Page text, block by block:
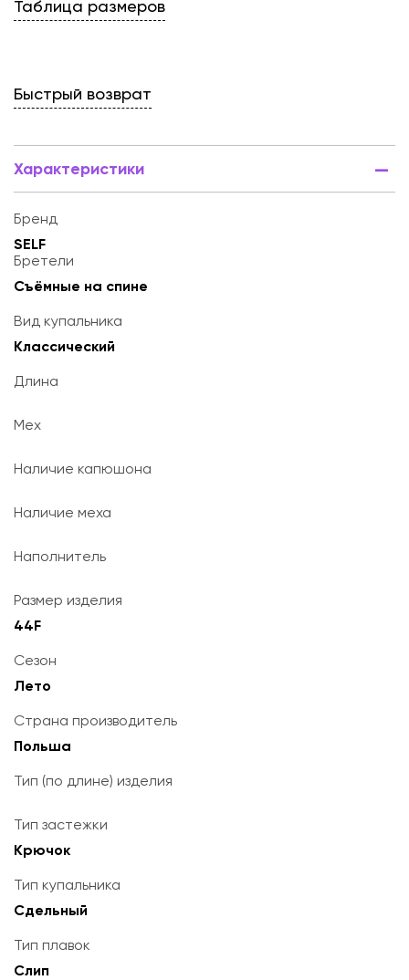
Таблица размеров
Быстрый возврат
Характеристики
Бренд
SELF
Бретели
Съёмные на спине
Вид купальника
Классический
Длина
Мех
Наличие капюшона
Наличие меха
Наполнитель
Размер изделия
44F
Сезон
Лето
Страна производитель
Польша
Тип (по длине) изделия
Тип застежки
Крючок
Тип купальника
Сдельный
Тип плавок
Слип